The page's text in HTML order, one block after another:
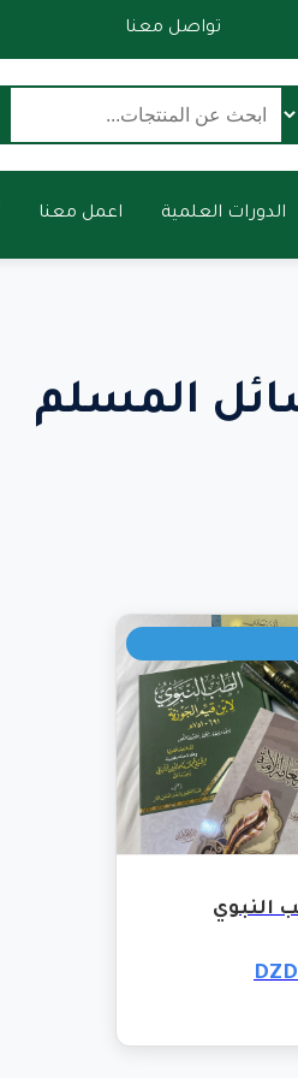
تواصل معنا
الدورات العلمية اعمل معنا
المسلم
النبوي